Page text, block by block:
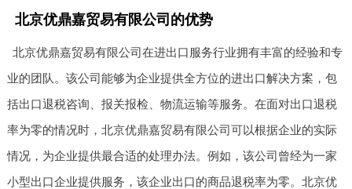
北京优鼎嘉贸易有限公司的优势
北京优鼎嘉贸易有限公司在进出口服务行业拥有丰富的经验和专
业的团队。该公司能够为企业提供全方位的进出口解决方案，包
括出口退税咨询、报关报检、物流运输等服务。在面对出口退税
率为零的情况时，北京优鼎嘉贸易有限公司可以根据企业的实际
情况，为企业提供最合适的处理办法。例如，该公司曾经为一家
小型出口企业提供服务，该企业出口的商品退税率为零。北京优